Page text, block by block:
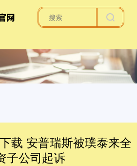
载 安普瑞斯被璞泰来全
子公司起诉